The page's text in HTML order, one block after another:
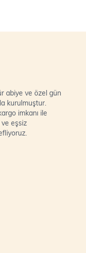
abiye ve özel gün
kurulmuştur.
imkanı ile
ve eşsiz